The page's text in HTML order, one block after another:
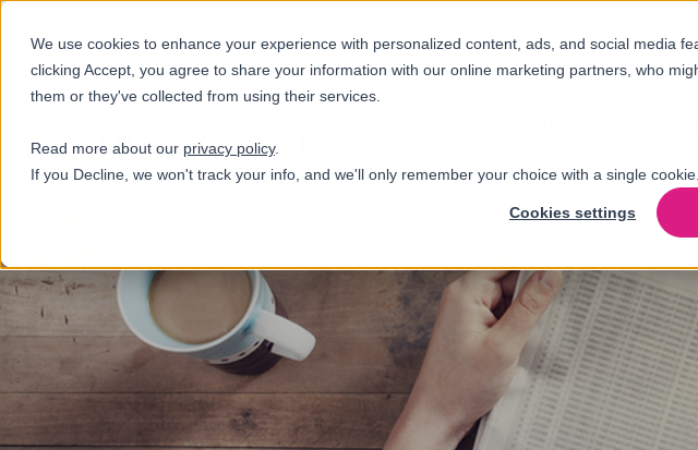
We use cookies to enhance your experience with personalized content, ads, and social media
clicking Accept, you agree to share your information with our online marketing partners, who
them or they've collected from using their services.
Read more about our privacy policy.
If you Decline, we won't track your info, and we'll only remember your choice with a single cookie.
Cookies settings
+31(0)884321800